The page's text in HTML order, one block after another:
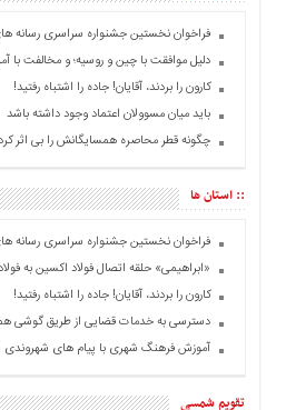
فراخوان نخستین جشنواره سراسری رسانه
دلیل موافقت با چین و روسیه؛ و مخالفت با
کارون را بردند، آقایان! جاده را اشتباه رفتید!
باید میان مسوولان اعتماد وجود داشته باشد
چگونه قطر محاصره همسایگانش را بی اثر
:: استان ها
فراخوان نخستین جشنواره سراسری رسانه
«ابراهیمی» حلقه اتصال فولاد اکسین به
کارون را بردند، آقایان! جاده را اشتباه رفتید!
دسترسی به خدمات قضایی از طریق گوشی
آموزش فرهنگ شهری با پیام های شهروندی
تقویم شمسی